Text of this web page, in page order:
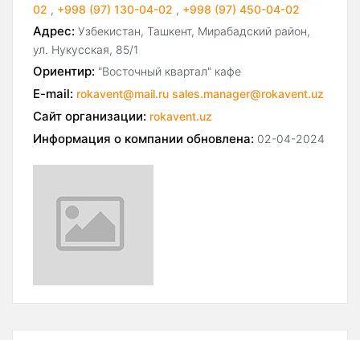
02 , +998 (97) 130-04-02 , +998 (97) 450-04-02
Адрес: Узбекистан, Ташкент, Мирабадский район,
ул. Нукусская, 85/1
Ориентир: "Восточный квартал" кафе
E-mail: rokavent@mail.ru sales.manager@rokavent.uz
Сайт организации: rokavent.uz
Информация о компании обновлена: 02-04-2024